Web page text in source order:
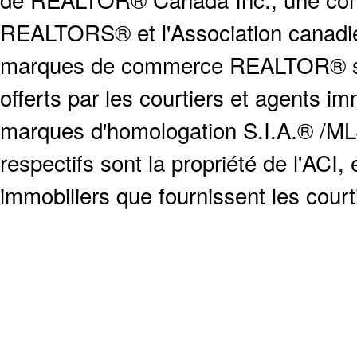
REALTORS® et l'Association
marques de commerce
offerts par les courtiers et agents
marques d'homologation S.I.A.® /
respectifs sont la propriété de
immobiliers que fournissent les